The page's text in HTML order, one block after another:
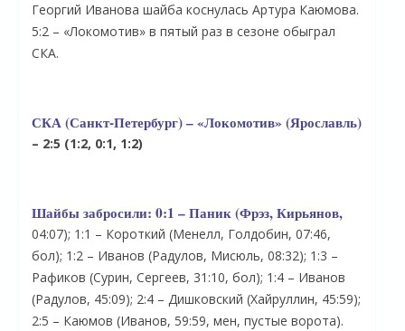
Георгий Иванова шайба коснулась Артура Каюмова.
5:2 – «Локомотив» в пятый раз в сезоне обыграл
СКА.
СКА (Санкт-Петербург) – «Локомотив» (Ярославль)
– 2:5 (1:2, 0:1, 1:2)
Шайбы забросили: 0:1 – Паник (Фрэз, Кирьянов,
04:07); 1:1 – Короткий (Менелл, Голдобин, 07:46,
бол); 1:2 – Иванов (Радулов, Мисюль, 08:32); 1:3 –
Рафиков (Сурин, Сергеев, 31:10, бол); 1:4 – Иванов
(Радулов, 45:09); 2:4 – Дишковский (Хайруллин, 45:59);
2:5 – Каюмов (Иванов, 59:59, мен, пустые ворота).